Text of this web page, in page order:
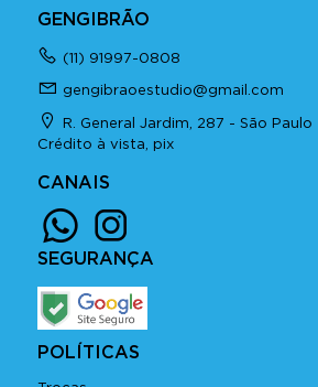
GENGIBRÃO
(11) 91997-0808
gengibraoestudio@gmail.com
R. General Jardim, 287 - São
Crédito à vista, pix
CANAIS
SEGURANÇA
POLÍTICAS